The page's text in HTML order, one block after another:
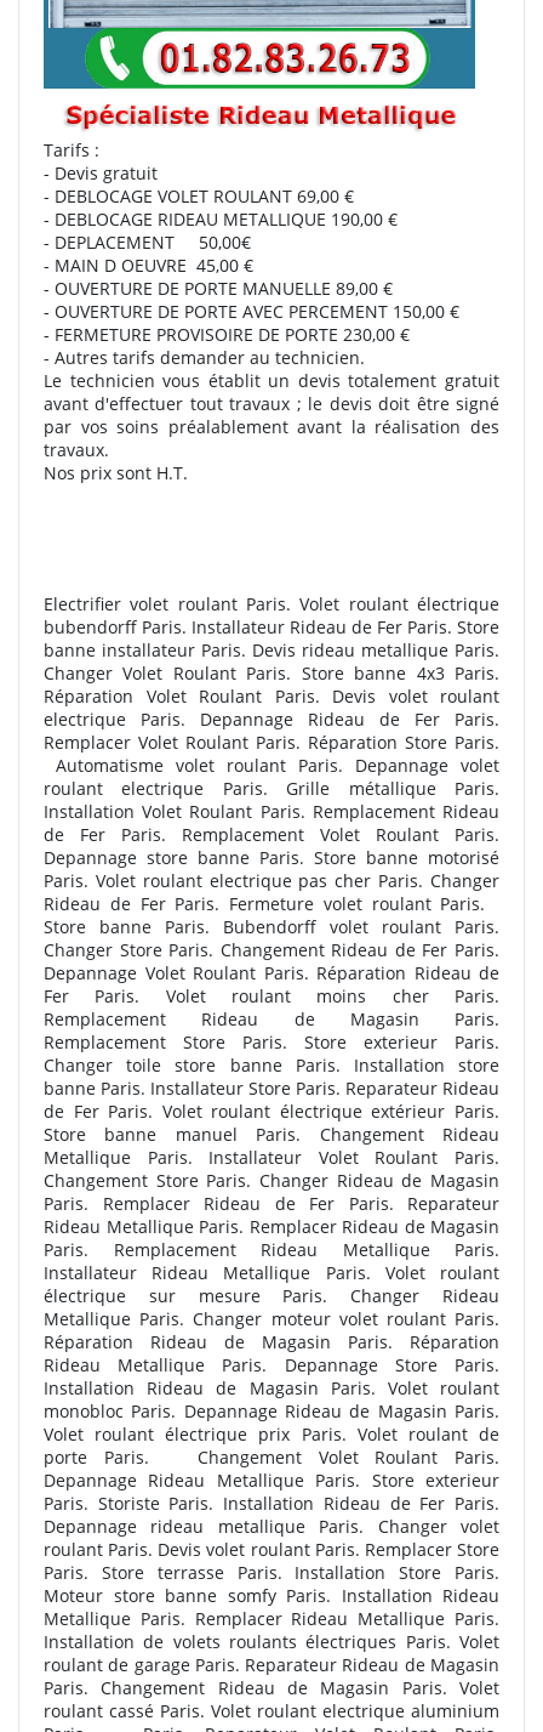
Tarifs :
- Devis gratuit
- DEBLOCAGE VOLET ROULANT 69,00 €
- DEBLOCAGE RIDEAU METALLIQUE 190,00 €
- DEPLACEMENT 50,00€
- MAIN D OEUVRE 45,00 €
- OUVERTURE DE PORTE MANUELLE 89,00 €
- OUVERTURE DE PORTE AVEC PERCEMENT 150,00 €
- FERMETURE PROVISOIRE DE PORTE 230,00 €
- Autres tarifs demander au technicien.
Le technicien vous établit un devis totalement gratuit
avant d'effectuer tout travaux ; le devis doit être signé
par vos soins préalablement avant la réalisation des
travaux.
Nos prix sont H.T.
Electrifier volet roulant Paris. Volet roulant électrique
bubendorff Paris. Installateur Rideau de Fer Paris. Store
banne installateur Paris. Devis rideau metallique Paris.
Changer Volet Roulant Paris. Store banne 4x3 Paris.
Réparation Volet Roulant Paris. Devis volet roulant
electrique Paris. Depannage Rideau de Fer Paris.
Remplacer Volet Roulant Paris. Réparation Store Paris.
Automatisme volet roulant Paris. Depannage volet
roulant electrique Paris. Grille métallique Paris.
Installation Volet Roulant Paris. Remplacement Rideau
de Fer Paris. Remplacement Volet Roulant Paris.
Depannage store banne Paris. Store banne motorisé
Paris. Volet roulant electrique pas cher Paris. Changer
Rideau de Fer Paris. Fermeture volet roulant Paris.
Store banne Paris. Bubendorff volet roulant Paris.
Changer Store Paris. Changement Rideau de Fer Paris.
Depannage Volet Roulant Paris. Réparation Rideau de
Fer Paris. Volet roulant moins cher Paris.
Remplacement Rideau de Magasin Paris.
Remplacement Store Paris. Store exterieur Paris.
Changer toile store banne Paris. Installation store
banne Paris. Installateur Store Paris. Reparateur Rideau
de Fer Paris. Volet roulant électrique extérieur Paris.
Store banne manuel Paris. Changement Rideau
Metallique Paris. Installateur Volet Roulant Paris.
Changement Store Paris. Changer Rideau de Magasin
Paris. Remplacer Rideau de Fer Paris. Reparateur
Rideau Metallique Paris. Remplacer Rideau de Magasin
Paris. Remplacement Rideau Metallique Paris.
Installateur Rideau Metallique Paris. Volet roulant
électrique sur mesure Paris. Changer Rideau
Metallique Paris. Changer moteur volet roulant Paris.
Réparation Rideau de Magasin Paris. Réparation
Rideau Metallique Paris. Depannage Store Paris.
Installation Rideau de Magasin Paris. Volet roulant
monobloc Paris. Depannage Rideau de Magasin Paris.
Volet roulant électrique prix Paris. Volet roulant de
porte Paris. Changement Volet Roulant Paris.
Depannage Rideau Metallique Paris. Store exterieur
Paris. Storiste Paris. Installation Rideau de Fer Paris.
Depannage rideau metallique Paris. Changer volet
roulant Paris. Devis volet roulant Paris. Remplacer Store
Paris. Store terrasse Paris. Installation Store Paris.
Moteur store banne somfy Paris. Installation Rideau
Metallique Paris. Remplacer Rideau Metallique Paris.
Installation de volets roulants électriques Paris. Volet
roulant de garage Paris. Reparateur Rideau de Magasin
Paris. Changement Rideau de Magasin Paris. Volet
roulant cassé Paris. Volet roulant electrique aluminium